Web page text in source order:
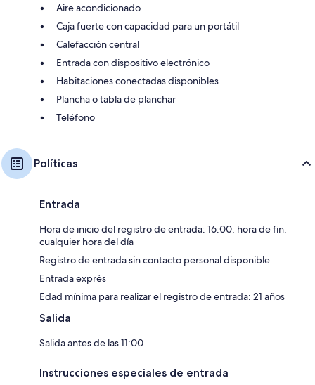
Aire acondicionado
Caja fuerte con capacidad para un portátil
Calefacción central
Entrada con dispositivo electrónico
Habitaciones conectadas disponibles
Plancha o tabla de planchar
Teléfono
Políticas
Entrada
Hora de inicio del registro de entrada: 16:00; hora de fin:
cualquier hora del día
Registro de entrada sin contacto personal disponible
Entrada exprés
Edad mínima para realizar el registro de entrada: 21 años
Salida
Salida antes de las 11:00
Instrucciones especiales de entrada